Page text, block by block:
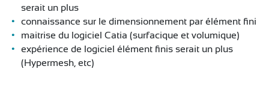
serait un plus
connaissance sur le dimensionnement par élément fini
maitrise du logiciel Catia (surfacique et volumique)
expérience de logiciel élément finis serait un plus
(Hypermesh, etc)